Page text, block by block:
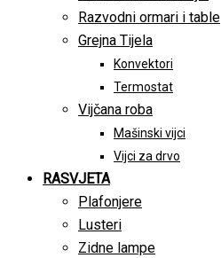
Razvodni ormari i table
Grejna Tijela
Konvektori
Termostat
Vijčana roba
Mašinski vijci
Vijci za drvo
RASVJETA
Plafonjere
Lusteri
Zidne lampe